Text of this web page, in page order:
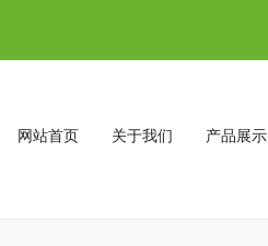
网站首页 关于我们 产品展示